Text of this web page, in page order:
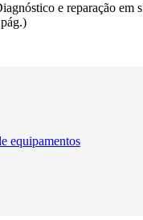
e reparação em
equipamentos